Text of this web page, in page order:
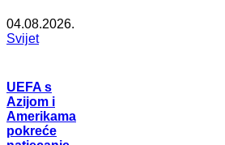
04.08.2026.
Svijet
UEFA s
Azijom i
Amerikama
pokreće